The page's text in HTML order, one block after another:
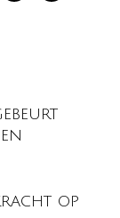
op